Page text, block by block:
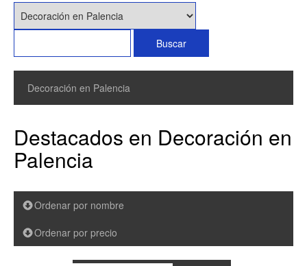
Decoración en Palencia
Destacados en Decoración en
Palencia
Ordenar por nombre
Ordenar por precio